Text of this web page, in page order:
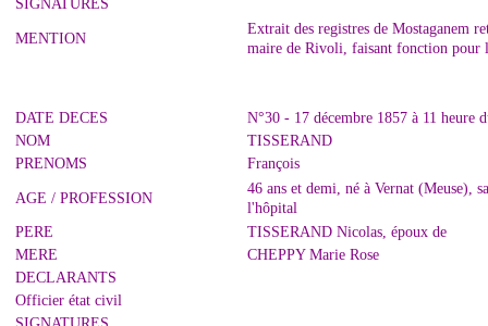
SIGNATURES
MENTION
Extrait des registres de Mostaganem
maire de Rivoli, faisant fonction pour
DATE DECES
N°30 - 17 décembre 1857 à 11 heure
NOM
TISSERAND
PRENOMS
François
AGE / PROFESSION
46 ans et demi, né à Vernat (Meuse),
l'hôpital
PERE
TISSERAND Nicolas, époux de
MERE
CHEPPY Marie Rose
DECLARANTS
Officier état civil